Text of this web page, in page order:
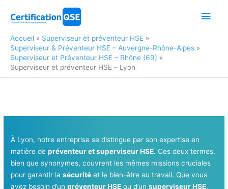
Accueil
Superviseur et préventeur HSE
Superviseur & Préventeur HSE – Auvergne-Rhône-Alpes
Superviseur et Préventeur HSE – Rhône (69)
Superviseur et préventeur HSE – Lyon
À Lyon, notre entreprise se distingue par son expertise en
matière depréventeur et superviseur HSE. Ces deux termes,
bien que synonymes, couvrent les mêmes missions cruciales
pour garantir lasécurité et le bien-être au travail. Que vous
ayez besoin d’unpréventeur HSE ou d’unsuperviseur HSE,